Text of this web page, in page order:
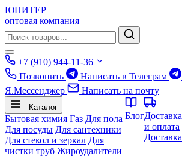
ЮНИТЕР
оптовая компания
+7 (910) 944-11-36
Позвонить
Написать в Телеграм
Я.Мессенджер
Написать на почту
Каталог
Бытовая химия Газ Для пола
Для посуды Для сантехники
Для стекол и зеркал Для
чистки труб Жироудалители
БлогДоставка
и оплата
Доставка